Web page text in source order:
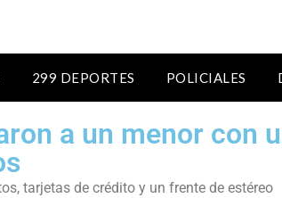
299 DEPORTES POLICIALES
a un menor con
tarjetas de crédito y un frente de estéreo